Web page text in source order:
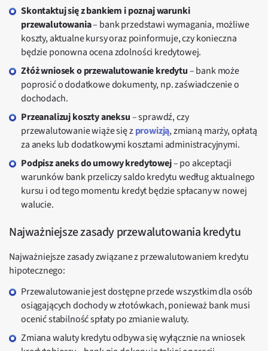
Skontaktuj się z bankiem i poznaj warunki
przewalutowania– bank przedstawi wymagania, możliwe
koszty, aktualne kursy oraz poinformuje, czy konieczna
będzie ponowna ocena zdolności kredytowej.
Złóż wniosek o przewalutowanie kredytu– bank może
poprosić o dodatkowe dokumenty, np. zaświadczenie o
dochodach.
Przeanalizuj koszty aneksu– sprawdź, czy
przewalutowanie wiąże się zprowizją, zmianą marży, opłatą
za aneks lub dodatkowymi kosztami administracyjnymi.
Podpisz aneks do umowy kredytowej– po akceptacji
warunków bank przeliczy saldo kredytu według aktualnego
kursu i od tego momentu kredyt będzie spłacany w nowej
walucie.
Najważniejsze zasady przewalutowania kredytu
Najważniejsze zasady związane z przewalutowaniem kredytu
hipotecznego:
Przewalutowanie jest dostępne przede wszystkim dla osób
osiągających dochody w złotówkach, ponieważ bank musi
ocenić stabilność spłaty po zmianie waluty.
Zmiana waluty kredytu odbywa się wyłącznie na wniosek